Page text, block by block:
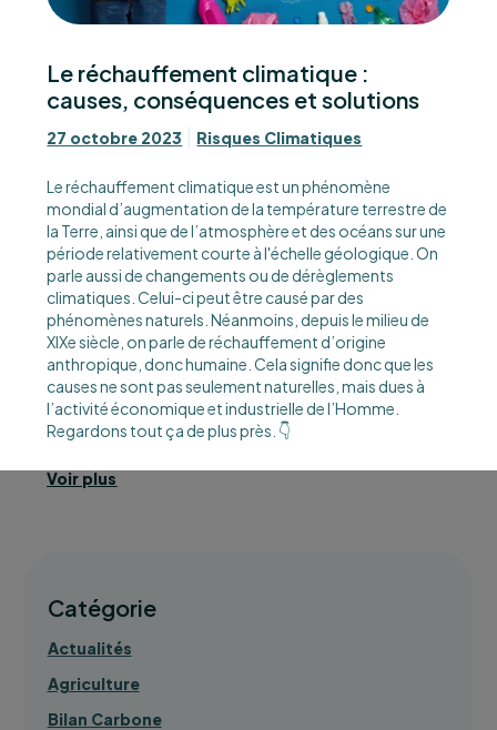
Le réchauffement climatique :
causes, conséquences et solutions
27 octobre 2023 Risques Climatiques
Le réchauffement climatique est un phénomène
mondial d’augmentation de la température terrestre de
la Terre, ainsi que de l’atmosphère et des océans sur une
période relativement courte à l'échelle géologique. On
parle aussi de changements ou de dérèglements
climatiques. Celui-ci peut être causé par des
phénomènes naturels. Néanmoins, depuis le milieu de
XIXe siècle, on parle de réchauffement d’origine
anthropique, donc humaine. Cela signifie donc que les
causes ne sont pas seulement naturelles, mais dues à
l’activité économique et industrielle de l’Homme.
Regardons tout ça de plus près. 👇
Voir plus
Catégorie
Actualités
Agriculture
Bilan Carbone